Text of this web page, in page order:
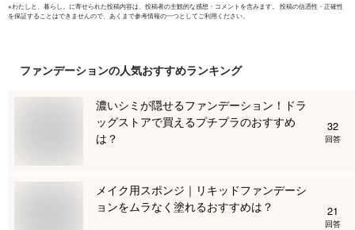
※わたしと、暮らし。 に寄せられた投稿内容は、投稿者の主観的な感想・コメントを含みます。 投稿の信憑性・正確性
を保証することはできませんので、あくまで参考情報の一つとしてご利用ください。
ファンデーションの人気おすすめランキング
濃いシミが隠せるファンデーション！ドラ
ッグストアで買えるプチプラのおすすめ
は？
32
回答
メイク用スポンジ｜リキッドファンデーシ
ョンをムラなく塗れるおすすめは？
21
回答